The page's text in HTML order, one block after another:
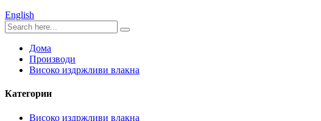
English
Дома
Производи
Високо издржливи влакна
Категории
Високо издржливи влакна